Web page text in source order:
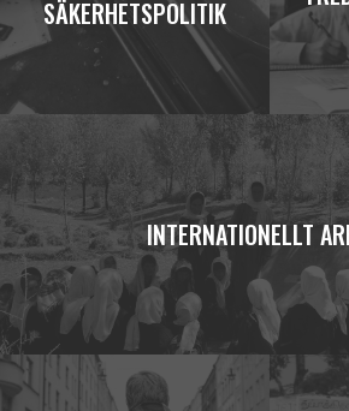
SÄKERHETSPOLITIK
INTERNATIONELLT